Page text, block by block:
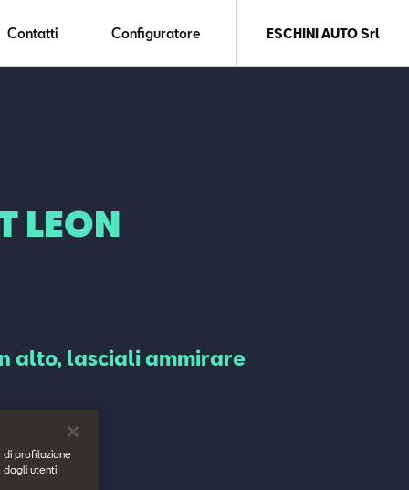
Contatti Configuratore ESCHINI AUTO Srl
LEON
alto, lasciali ammirare
di profilazione
dagli utenti